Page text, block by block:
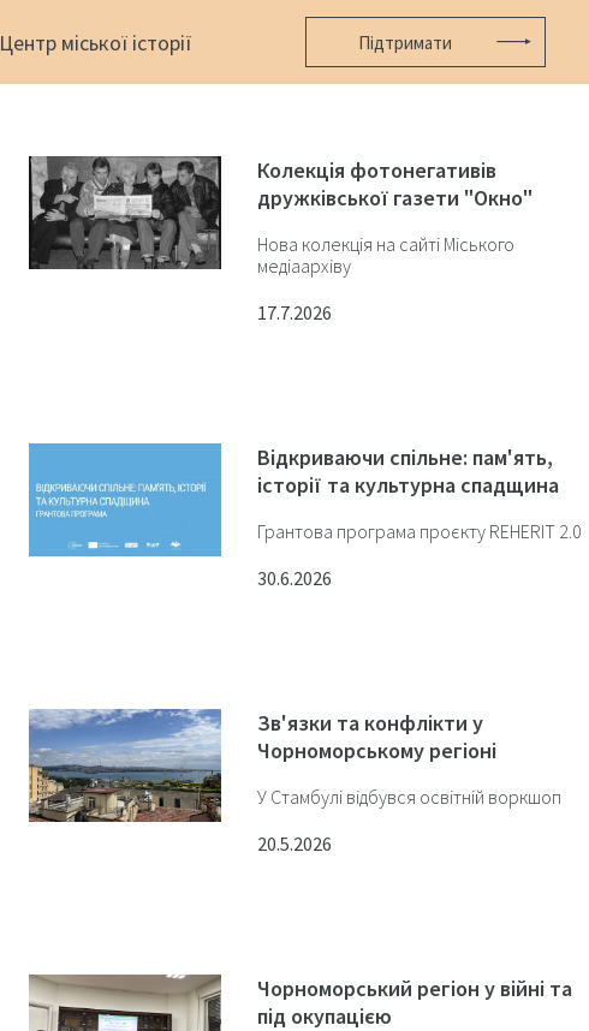
Центр міської історії Підтримати
Колекція фотонегативів
дружківської газети "Окно"
Нова колекція на сайті Міського
медіаархіву
17.7.2026
Відкриваючи спільне: пам'ять,
історії та культурна спадщина
Грантова програма проєкту REHERIT 2.0
30.6.2026
Зв'язки та конфлікти у
Чорноморському регіоні
У Стамбулі відбувся освітній воркшоп
20.5.2026
Чорноморський регіон у війні та
під окупацією